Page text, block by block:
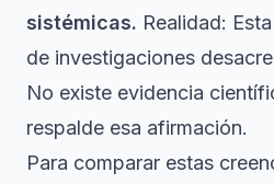
sistémicas. Realidad:
de investigaciones
No existe evidencia
respalde esa afirmación.
Para comparar estas